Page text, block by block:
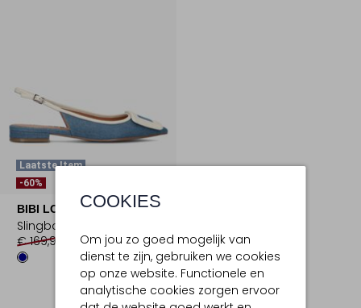
COOKIES
Om jou zo goed mogelijk van
dienst te zijn, gebruiken we cookies
op onze website. Functionele en
analytische cookies zorgen ervoor
Laatste Item
-60%
BIBI LOU
Slingbacks
€ 169,99
€ 67,99